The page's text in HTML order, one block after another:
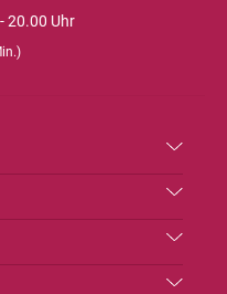
20.00 Uhr